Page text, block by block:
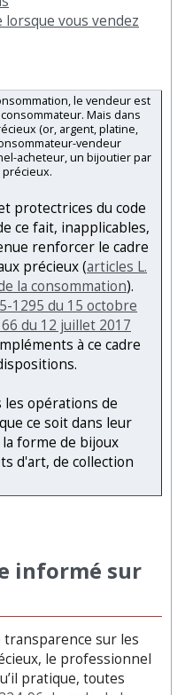
vous vendez
le vendeur est
Mais dans
(or, argent, platine,
vendeur
acheteur, un bijoutier par
protectrices du code
ce fait, inapplicables,
renforcer le cadre
précieux (articles L.
la consommation).
1295 du 15 octobre
du 12 juillet 2017
à ce cadre
les opérations de
ce soit dans leur
forme de bijoux
d'art, de collection
informé sur
sur les
le professionnel
pratique, toutes